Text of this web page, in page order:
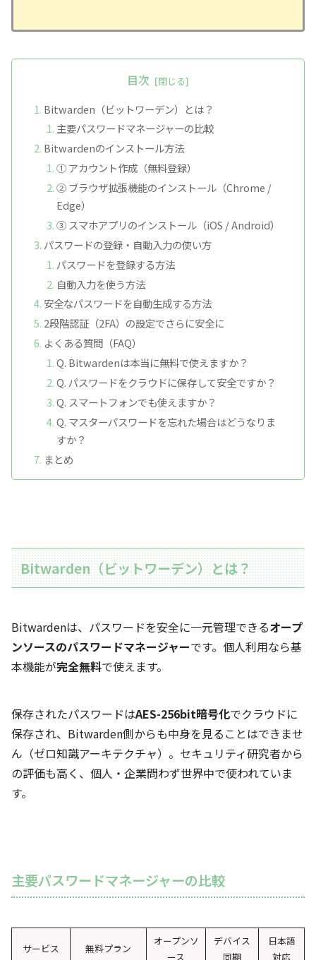
目次
Bitwarden（ビットワーデン）とは？
主要パスワードマネージャーの比較
Bitwardenのインストール方法
① アカウント作成（無料登録）
② ブラウザ拡張機能のインストール（Chrome /
Edge）
③ スマホアプリのインストール（iOS / Android）
パスワードの登録・自動入力の使い方
パスワードを登録する方法
自動入力を使う方法
安全なパスワードを自動生成する方法
2段階認証（2FA）の設定でさらに安全に
よくある質問（FAQ）
Q. Bitwardenは本当に無料で使えますか？
Q. パスワードをクラウドに保存して安全ですか？
Q. スマートフォンでも使えますか？
Q. マスターパスワードを忘れた場合はどうなりま
すか？
まとめ
Bitwarden（ビットワーデン）とは？
Bitwardenは、パスワードを安全に一元管理できるオープ
ンソースのパスワードマネージャーです。個人利用なら基
本機能が完全無料で使えます。
保存されたパスワードはAES-256bit暗号化でクラウドに
保存され、Bitwarden側からも中身を見ることはできませ
ん（ゼロ知識アーキテクチャ）。セキュリティ研究者から
の評価も高く、個人・企業問わず世界中で使われていま
す。
主要パスワードマネージャーの比較
サービス 無料プラン
オープンソ
ース
デバイス
同期
日本語
対応